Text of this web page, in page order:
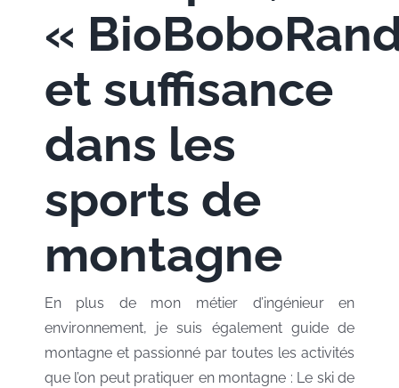
«
et suffisance
dans les
sports de
montagne
En plus de mon métier d’ingénieur en
environnement, je suis également guide de
montagne et passionné par toutes les activités
que l’on peut pratiquer en montagne : Le ski de